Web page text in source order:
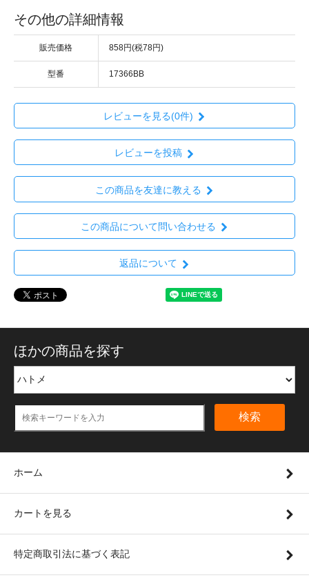
その他の詳細情報
販売価格 858円(税78円)
型番 17366BB
レビューを見る(0件)
レビューを投稿
この商品を友達に教える
この商品について問い合わせる
返品について
ほかの商品を探す
検索
ホーム
カートを見る
特定商取引法に基づく表記